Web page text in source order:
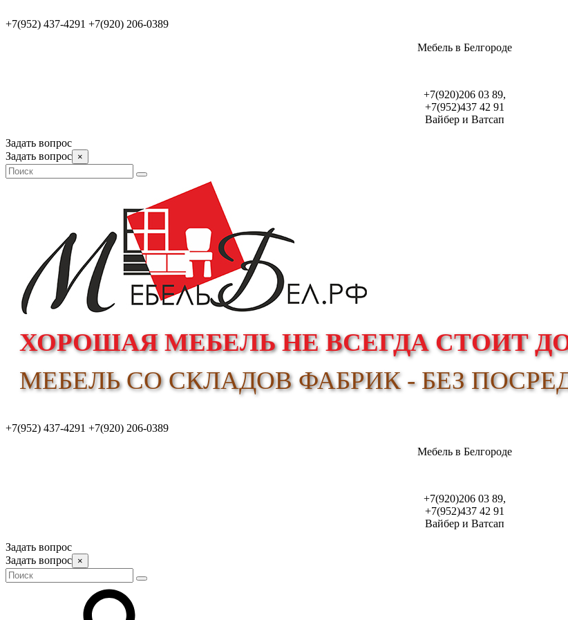
+7(952) 437-4291 +7(920) 206-0389
Мебель в Белгороде
+7(920)206 03 89,
+7(952)437 42 91
Вайбер и Ватсап
Задать вопрос
Задать вопрос ×
ХОРОШАЯ МЕБЕЛЬ НЕ ВСЕГДА СТОИТ
МЕБЕЛЬ СО СКЛАДОВ ФАБРИК - БЕЗ
+7(952) 437-4291 +7(920) 206-0389
Мебель в Белгороде
+7(920)206 03 89,
+7(952)437 42 91
Вайбер и Ватсап
Задать вопрос
Задать вопрос ×